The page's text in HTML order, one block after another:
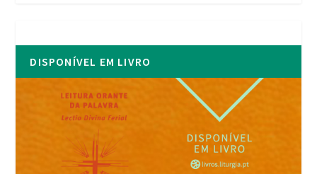
DISPONÍVEL EM LIVRO